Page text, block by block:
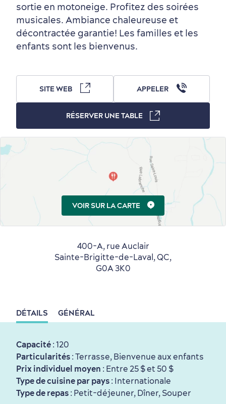
Quartiers centraux
Autour du centre-ville
Périphérie de la ville
Première visite
Quoi faire en août
Activités en été
Activités en hiver
Produits locaux
dans le Vieux-Québec
en famille
en amoureux
Vieux-Québec
Hôtels écologiques
Centres de villégiature
Itinéraires
Magazine Québec cité
Informations pratiques
Croisières internationales
sortie en motoneige. Profitez des soirées
musicales. Ambiance chaleureuse et
décontractée garantie! Les familles et les
enfants sont les bienvenus.
DÉTAILS GÉNÉRAL
Capacité : 120
Particularités : Terrasse, Bienvenue aux enfants
Prix individuel moyen : Entre 25 $ et 50 $
Type de cuisine par pays : Internationale
Type de repas : Petit-déjeuner, Dîner, Souper
400-A, rue Auclair
Sainte-Brigitte-de-Laval, QC,
G0A 3K0
SITE WEB APPELER
RÉSERVER UNE TABLE
VOIR SUR LA CARTE